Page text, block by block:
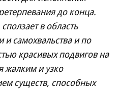
до конца.
в область
и самохвальства и по
красивых подвигов на
жалким и узко
существ, способных